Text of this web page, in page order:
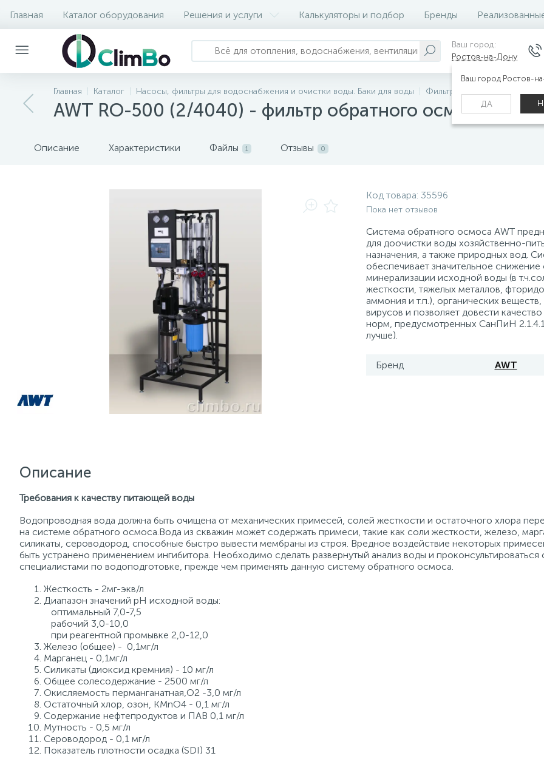
Главная Каталог оборудования Решения и услуги Калькуляторы и подбор Бренды
Ваш город:
Ростов-на-Дону
Ваш город Ростов-
ДА
Главная Каталог Насосы, фильтры для водоснабжения и очистки воды. Баки для воды Фильтр обратного осмоса
AWT RO-500 (2/4040) - фильтр обратного осмоса с
Описание Характеристики Файлы 1 Отзывы 0
Код товара: 35596
Пока нет отзывов
Система обратного осмоса AWT
для доочистки воды хозяйственно-
назначения, а также природных вод.
обеспечивает значительное
минерализации исходной воды (в
жесткости, тяжелых металлов,
аммония и т.п.), органических веществ,
вирусов и позволяет довести
норм, предусмотренных СанПиН
лучше).
Бренд AWT
Описание
Требования к качеству питающей воды
Водопроводная вода должна быть очищена от механических примесей, солей жесткости и остаточного хлора
на системе обратного осмоса.Вода из скважин может содержать примеси, такие как соли жесткости, железо,
силикаты, сероводород, способные быстро вывести мембраны из строя. Вредное воздействие некоторых
быть устранено применением ингибитора. Необходимо сделать развернутый анализ воды и проконсультироваться
специалистами по водоподготовке, прежде чем применять данную систему обратного осмоса.
Жесткость - 2мг-экв/л
Диапазон значений рН исходной воды:
оптимальный 7,0-7,5
рабочий 3,0-10,0
при реагентной промывке 2,0-12,0
Железо (общее) - 0,1мг/л
Марганец - 0,1мг/л
Силикаты (диоксид кремния) - 10 мг/л
Общее солесодержание - 2500 мг/л
Окисляемость перманганатная,O2 -3,0 мг/л
Остаточный хлор, озон, KMnO4 - 0,1 мг/л
Содержание нефтепродуктов и ПАВ 0,1 мг/л
Мутность - 0,5 мг/л
Сероводород - 0,1 мг/л
Показатель плотности осадка (SDI) 31